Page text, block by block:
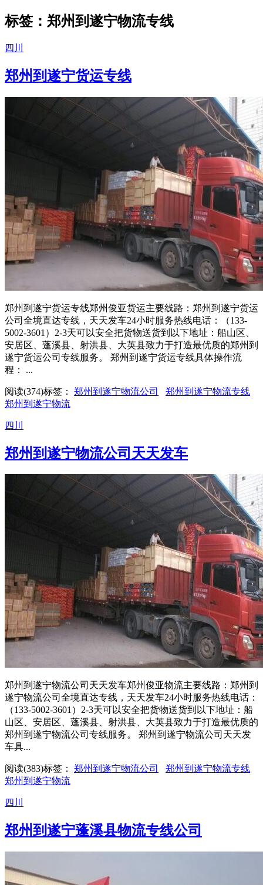
标签：郑州到遂宁物流专线
四川
郑州到遂宁货运专线
郑州到遂宁货运专线郑州俊亚货运主要线路：郑州到遂宁货运
公司全境直达专线，天天发车24小时服务热线电话：（133-
5002-3601）2-3天可以安全把货物送货到以下地址：船山区、
安居区、蓬溪县、射洪县、大英县致力于打造最优质的郑州到
遂宁货运公司专线服务。 郑州到遂宁货运专线具体操作流
程： ...
阅读(374)标签： 郑州到遂宁物流公司
郑州到遂宁物流专线
郑州到遂宁物流
四川
郑州到遂宁物流公司天天发车
郑州到遂宁物流公司天天发车郑州俊亚物流主要线路：郑州到
遂宁物流公司全境直达专线，天天发车24小时服务热线电话：
（133-5002-3601）2-3天可以安全把货物送货到以下地址：船
山区、安居区、蓬溪县、射洪县、大英县致力于打造最优质的
郑州到遂宁物流公司专线服务。 郑州到遂宁物流公司天天发
车具...
阅读(383)标签： 郑州到遂宁物流公司
郑州到遂宁物流专线
郑州到遂宁物流
四川
郑州到遂宁蓬溪县物流专线公司